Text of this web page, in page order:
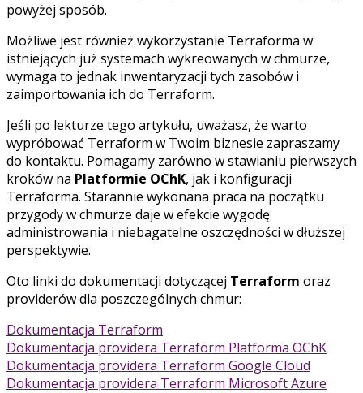
powyżej sposób.
Możliwe jest również wykorzystanie Terraforma w
istniejących już systemach wykreowanych w chmurze,
wymaga to jednak inwentaryzacji tych zasobów i
zaimportowania ich do Terraform.
Jeśli po lekturze tego artykułu, uważasz, że warto
wypróbować Terraform w Twoim biznesie zapraszamy
do kontaktu. Pomagamy zarówno w stawianiu pierwszych
kroków na Platformie OChK, jak i konfiguracji
Terraforma. Starannie wykonana praca na początku
przygody w chmurze daje w efekcie wygodę
administrowania i niebagatelne oszczędności w dłuższej
perspektywie.
Oto linki do dokumentacji dotyczącej Terraform oraz
providerów dla poszczególnych chmur:
Dokumentacja Terraform
Dokumentacja providera Terraform Platforma OChK
Dokumentacja providera Terraform Google Cloud
Dokumentacja providera Terraform Microsoft Azure